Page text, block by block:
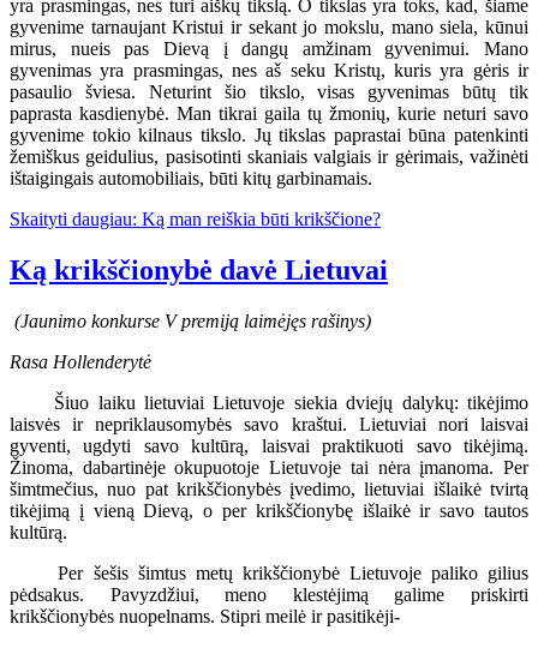
yra prasmingas, nes turi aiškų tikslą. O tikslas yra toks, kad, šiame
gyvenime tarnaujant Kristui ir sekant jo mokslu, mano siela, kūnui
mirus, nueis pas Dievą į dangų amžinam gyvenimui. Mano
gyvenimas yra prasmingas, nes aš seku Kristų, kuris yra gėris ir
pasaulio šviesa. Neturint šio tikslo, visas gyvenimas būtų tik
paprasta kasdienybė. Man tikrai gaila tų žmonių, kurie neturi savo
gyvenime tokio kilnaus tikslo. Jų tikslas paprastai būna patenkinti
žemiškus geidulius, pasisotinti skaniais valgiais ir gėrimais, važinėti
ištaigingais automobiliais, būti kitų garbinamais.
Skaityti daugiau: Ką man reiškia būti krikščione?
Ką krikščionybė davė Lietuvai
(Jaunimo konkurse V premiją laimėjęs rašinys)
Rasa Hollenderytė
Šiuo laiku lietuviai Lietuvoje siekia dviejų dalykų: tikėjimo
laisvės ir nepriklausomybės savo kraštui. Lietuviai nori laisvai
gyventi, ugdyti savo kultūrą, laisvai praktikuoti savo tikėjimą.
Žinoma, dabartinėje okupuotoje Lietuvoje tai nėra įmanoma. Per
šimtmečius, nuo pat krikščionybės įvedimo, lietuviai išlaikė tvirtą
tikėjimą į vieną Dievą, o per krikščionybę išlaikė ir savo tautos
kultūrą.
Per šešis šimtus metų krikščionybė Lietuvoje paliko gilius
pėdsakus. Pavyzdžiui, meno klestėjimą galime priskirti
krikščionybės nuopelnams. Stipri meilė ir pasitikėji-